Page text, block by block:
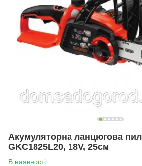
Акумуляторна ланцюгова
GKC1825L20, 18V, 25см
В наявності